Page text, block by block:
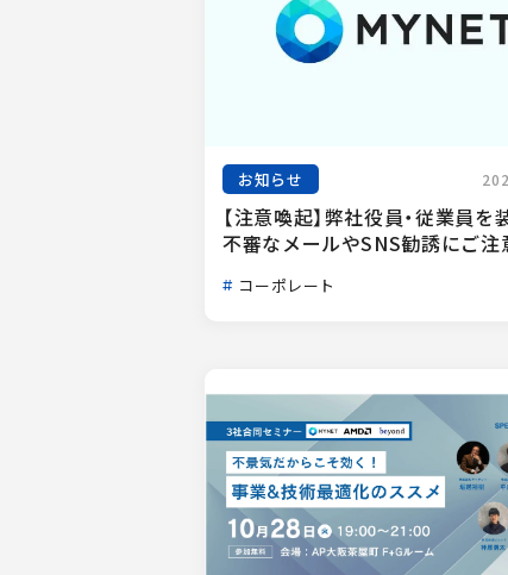
お知らせ
【注意喚起】弊社役員・従業員を
不審なメールやSNS勧誘にご注
コーポレート